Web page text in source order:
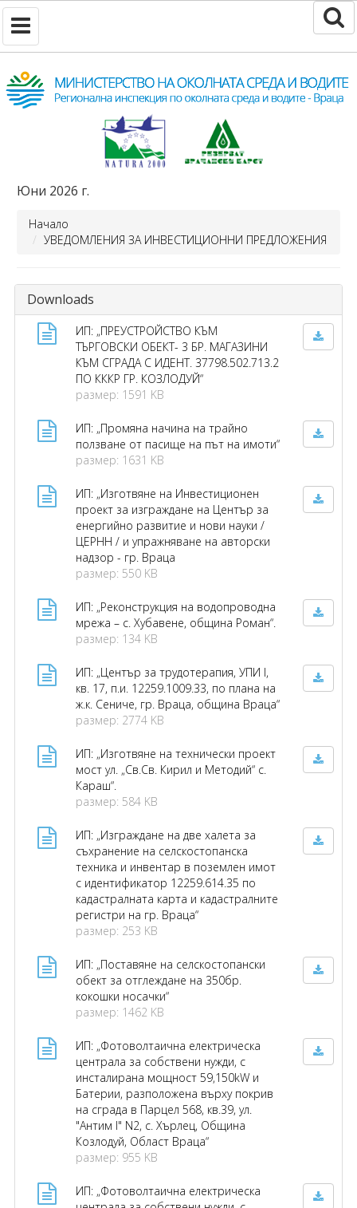
Юни 2026 г.
Начало
УВЕДОМЛЕНИЯ ЗА ИНВЕСТИЦИОННИ ПРЕДЛОЖЕНИЯ
Downloads
ИП: „ПРЕУСТРОЙСТВО КЪМ
ТЪРГОВСКИ ОБЕКТ- 3 БР. МАГАЗИНИ
КЪМ СГРАДА С ИДЕНТ. 37798.502.713.2
ПО КККР ГР. КОЗЛОДУЙ“
размер: 1591 KB
ИП: „Промяна начина на трайно
ползване от пасище на път на имоти“
размер: 1631 KB
ИП: „Изготвяне на Инвестиционен
проект за изграждане на Център за
енергийно развитие и нови науки /
ЦЕРНН / и упражняване на авторски
надзор - гр. Враца
размер: 550 KB
ИП: „Реконструкция на водопроводна
мрежа – с. Хубавене, община Роман“.
размер: 134 KB
ИП: „Център за трудотерапия, УПИ I,
кв. 17, п.и. 12259.1009.33, по плана на
ж.к. Сениче, гр. Враца, община Враца“
размер: 2774 KB
ИП: „Изготвяне на технически проект
мост ул. „Св.Св. Кирил и Методий“ с.
Караш“.
размер: 584 KB
ИП: „Изграждане на две халета за
съхранение на селскостопанска
техника и инвентар в поземлен имот
с идентификатор 12259.614.35 по
кадастралната карта и кадастралните
регистри на гр. Враца“
размер: 253 KB
ИП: „Поставяне на селскостопански
обект за отглеждане на 350бр.
кокошки носачки“
размер: 1462 KB
ИП: „Фотоволтаична електрическа
централа за собствени нужди, с
инсталирана мощност 59,150kW и
Батерии, разположена върху покрив
на сграда в Парцел 568, кв.39, ул.
"Антим I" N2, с. Хърлец, Община
Козлодуй, Област Враца“
размер: 955 KB
ИП: „Фотоволтаична електрическа